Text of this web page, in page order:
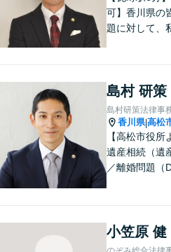
可】香川県の
題に対して、
い。少しでも
う全力でサポ
す。
島村 研策
島村研策法律事
香川県|高松
【高松市役所
遺産相続（遺
／離婚問題（
供します。
小笠原 健